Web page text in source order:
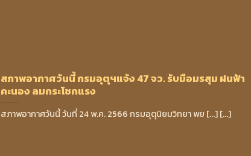
สภาพอากาศวันนี้ กรมอุตุฯแจ้ง 47 จว. รับมือมรสุม ฝนฟ้า
คะนอง ลมกระโชกแรง
สภาพอากาศวันนี้ วันที่ 24 พ.ค. 2566 กรมอุตุนิยมวิทยา พย [...] [...]